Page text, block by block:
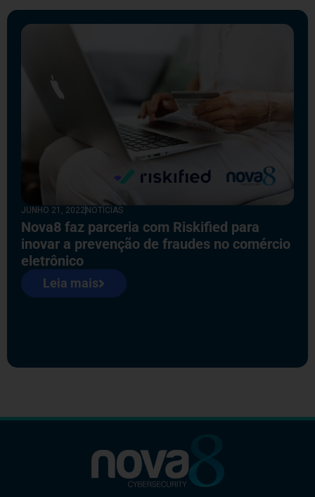
JUNHO 21, 2022 NOTÍCIAS
Nova8 faz parceria com Riskified para
inovar a prevenção de fraudes no comércio
eletrônico
Leia mais